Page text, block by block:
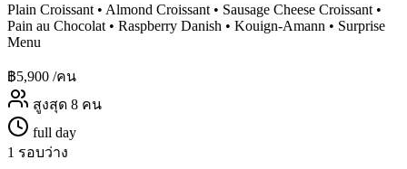
Plain Croissant • Almond Croissant • Sausage Cheese Croissant •
Pain au Chocolat • Raspberry Danish • Kouign-Amann • Surprise
Menu
฿5,900 /คน
สูงสุด 8 คน
full day
1 รอบว่าง